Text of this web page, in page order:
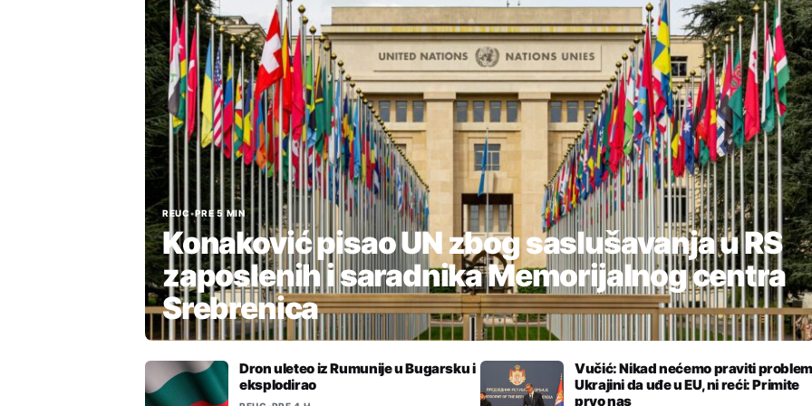
REUC•PRE 5 MIN
Konaković pisao UN zbog saslušavanja u RS
zaposlenih i saradnika Memorijalnog centra
Srebrenica
Dron uleteo iz Rumunije u Bugarsku i
eksplodirao
Vučić: Nikad nećemo praviti problem
Ukrajini da uđe u EU, ni reći: Primite
prvo nas